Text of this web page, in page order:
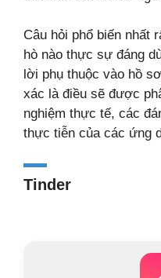
Câu hỏi phổ biến nhất
hò nào thực sự đáng
lời phụ thuộc vào hồ
xác là điều sẽ được
nghiệm thực tế, các
thực tiễn của các ứng
Tinder